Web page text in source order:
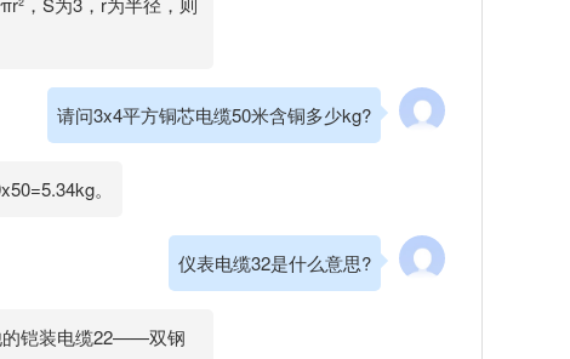
请问3x4平方铜芯电缆50米含铜多少kg?
。
仪表电缆32是什么意思?
的铠装电缆22——双钢